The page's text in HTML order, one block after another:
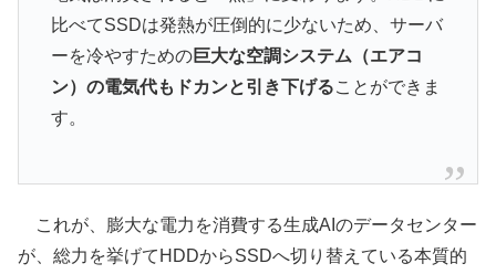
比べてSSDは発熱が圧倒的に少ないため、サーバ
ーを冷やすための巨大な空調システム（エアコ
ン）の電気代もドカンと引き下げることができま
す。
これが、膨大な電力を消費する生成AIのデータセンター
が、総力を挙げてHDDからSSDへ切り替えている本質的